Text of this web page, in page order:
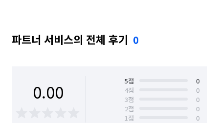
파트너 서비스의 전체 후기 0
0.00 5점
0
4점
0
3점
0
2점
0
1점
0